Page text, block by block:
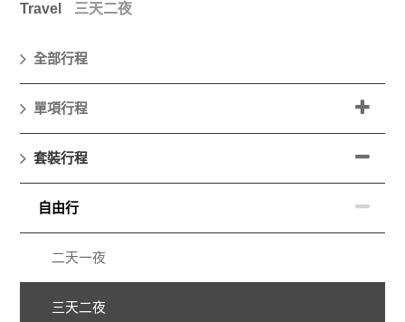
Travel 三天二夜
全部行程
單項行程
套裝行程
自由行
二天一夜
三天二夜